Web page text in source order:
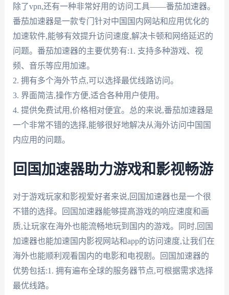
除了vpn,还有一种非常好用的访问工具——番茄加速器。
番茄加速器是一款专门针对中国国内网站和应用优化的
加速软件,能够有效提升访问速度,解决卡顿和网络延迟的
问题。番茄加速器的主要优势有:1. 支持多种游戏、视
频、音乐等应用加速。
2. 拥有多个海外节点,可以选择最优线路访问。
3. 界面简洁,操作方便,适合各种用户使用。
4. 提供免费试用,价格相对便宜。总的来说,番茄加速器是
一个非常不错的选择,能够很好地解决从海外访问中国国
内应用的问题。
回国加速器助力游戏和影视畅游
对于游戏玩家和影视爱好者来说,回国加速器也是一个很
不错的选择。回国加速器能够提高游戏的响应速度和画
质,让玩家在海外也能流畅地玩到国内的游戏。同时,回国
加速器也能加速国内影视网站和app的访问速度,让我们在
海外也能顺利观看国内的电影和电视剧。回国加速器的
优势包括:1. 拥有遍布全球的服务器节点,可根据需求选择
最优线路。